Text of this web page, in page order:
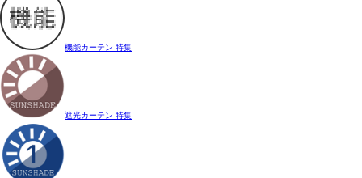
機能カーテン 特集
遮光カーテン 特集